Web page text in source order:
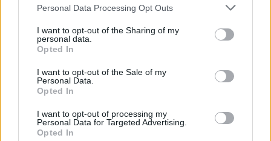
Personal Data Processing Opt Outs
I want to opt-out of the Sharing of my
personal data.
Opted In
I want to opt-out of the Sale of my
Personal Data.
Opted In
I want to opt-out of processing my
Personal Data for Targeted Advertising.
Opted In